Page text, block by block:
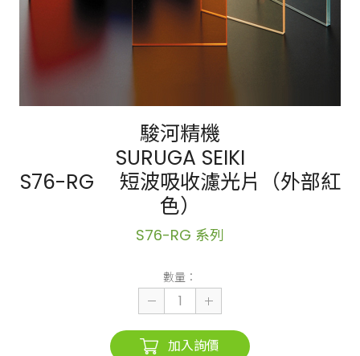
駿河精機
SURUGA SEIKI
S76-RG 短波吸收濾光片（外部紅
色）
S76-RG 系列
數量：
加入詢價